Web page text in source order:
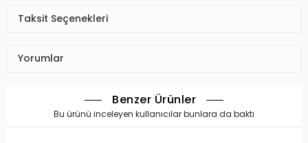
Taksit Seçenekleri
Yorumlar
Benzer Ürünler
Bu ürünü inceleyen kullanıcılar bunlara da baktı